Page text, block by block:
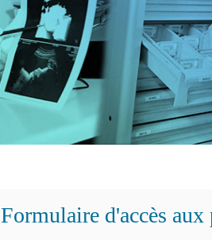
Formulaire d'accès aux